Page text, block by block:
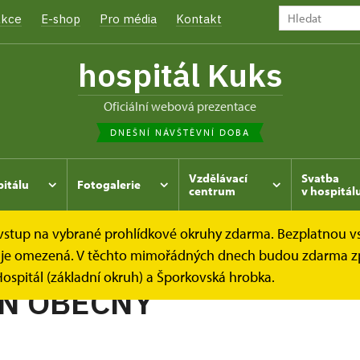
E-shop Pro média Kontakt
hospitál Kuks
oficiální webová prezentace
DNEŠNÍ NÁVŠTĚVNÍ DOBA
Fotogalerie
Vzdělávací
centrum
Svatba
v
na vybrané prohlídkové okruhy zdarma. Bezplatnou
omezená. V těchto mimořádných dnech budou zdarma
(základní okruh) a Šporkovská hrobka.
Kukský herbář - aneb co u nás roste... DURMAN
OBECNÝ